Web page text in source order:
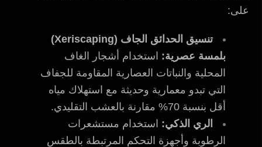
على:
تنسيق الحدائق الجاف (Xeriscaping)
بلمسة عصرية: استخدام أشجار الغاف
المحلية والنباتات العصارية المقاومة للجفاف
التي تبدو معمارية وحديثة مع استهلاك مياه
أقل بنسبة 70% مقارنة بالعشب التقليدي.
الري الذكي: استخدام مستشعرات
الرطوبة وأجهزة التحكم المرتبطة بالطقس